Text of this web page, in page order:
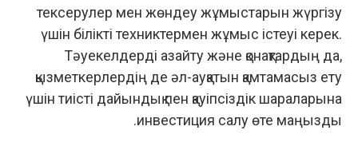
тексерулер мен жөндеу жұмыстарын жүргізу
үшін білікті техниктермен жұмыс істеуі керек.
Тәуекелдерді азайту және қонақтардың да,
қызметкерлердің де әл-ауқатын қамтамасыз ету
үшін тиісті дайындық пен қауіпсіздік шараларына
инвестиция салу өте маңызды.